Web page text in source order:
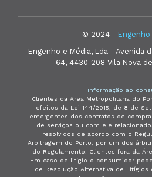
© 2024 -
Engenho e Média, Lda - Avenida
64, 4430-208 Vila Nova
Informação ao
Clientes da Área Metropolitana do
efeitos da Lei 144/2015, de 8 de
emergentes dos contratos de
de serviços ou com ele
resolvidos de acordo com o
Arbitragem do Porto, por um dos
do Regulamento. Clientes fora da
Em caso de litígio o consumidor
de Resolução Alternativa de Litígios